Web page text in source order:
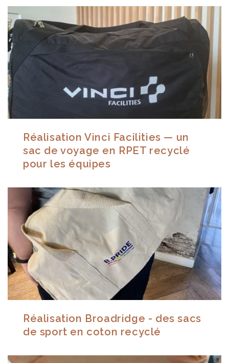
Réalisation Vinci Facilities — un
sac de voyage en RPET recyclé
pour les équipes
Réalisation Broadridge - des sacs
de sport en coton recyclé